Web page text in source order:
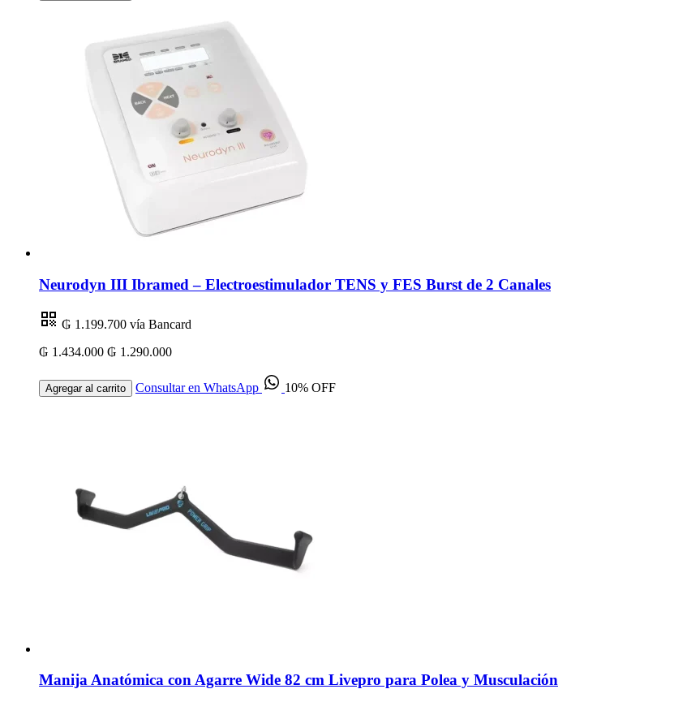
Neurodyn III Ibramed – Electroestimulador TENS y FES Burst de 2 Canales
₲ 1.199.700 vía Bancard
₲ 1.434.000 ₲ 1.290.000
Agregar al carrito Consultar en WhatsApp 10% OFF
Manija Anatómica con Agarre Wide 82 cm Livepro para Polea y Musculación